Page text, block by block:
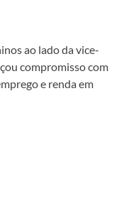
ao lado da vice-
compromisso com
e renda em